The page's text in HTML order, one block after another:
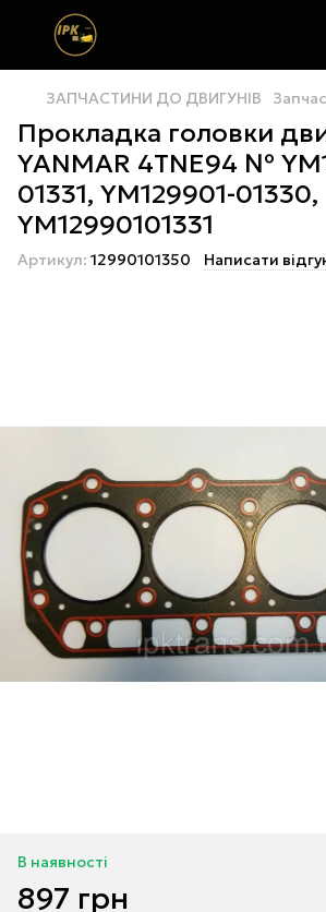
ЗАПЧАСТИНИ ДО ДВИГУНІВ
Прокладка головки
YANMAR 4TNE94 №
01331, YM129901-01330,
YM12990101331
Артикул: 12990101350 Написати
В наявності
897 грн